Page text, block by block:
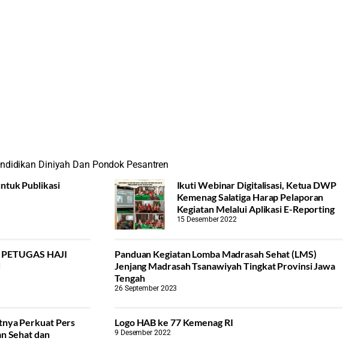
Diniyah Dan Pondok Pesantren
Publikasi
Ikuti Webinar Digitalisasi, Ketua DWP
Kemenag Salatiga Harap Pelaporan
Kegiatan Melalui Aplikasi E-Reporting
15 Desember 2022
HAJI
Panduan Kegiatan Lomba Madrasah Sehat (LMS)
Jenjang Madrasah Tsanawiyah Tingkat Provinsi Jawa
Tengah
26 September 2023
Perkuat Pers
Sehat dan
Logo HAB ke 77 Kemenag RI
9 Desember 2022